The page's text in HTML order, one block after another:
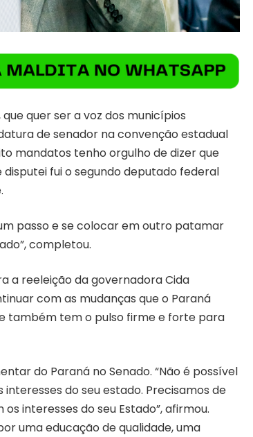
quer ser a voz dos municípios
de senador na convenção estadual
mandatos tenho orgulho de dizer que
fui o segundo deputado federal
passo e se colocar em outro patamar
completou.
a reeleição da governadora Cida
com as mudanças que o Paraná
também tem o pulso firme e forte para
do Paraná no Senado. “Não é possível
do seu estado. Precisamos de
interesses do seu Estado”, afirmou.
uma educação de qualidade, uma